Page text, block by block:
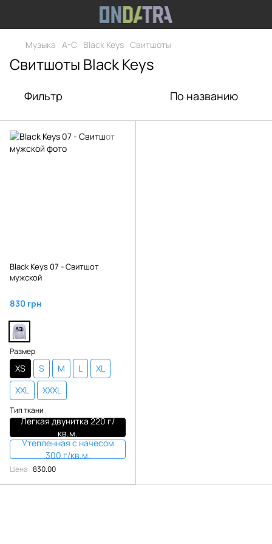
Музыка A-C Black Keys Свитшоты
Свитшоты Black Keys
Фильтр По названию
Black Keys 07 - Свитшот
мужской
830 грн
Размер
XS S M L
XL
XXL
XXXL
Тип ткани
Легкая двунитка 220 г/
кв.м.
Утепленная с начесом
300 г/кв.м.
Цена 830.00